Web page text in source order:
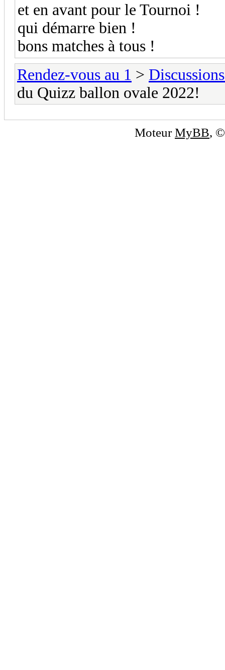
et en avant pour le Tournoi !
qui démarre bien !
bons matches à tous !
Rendez-vous au 1 >
du Quizz ballon ovale 2022!
MoteurMyBB,